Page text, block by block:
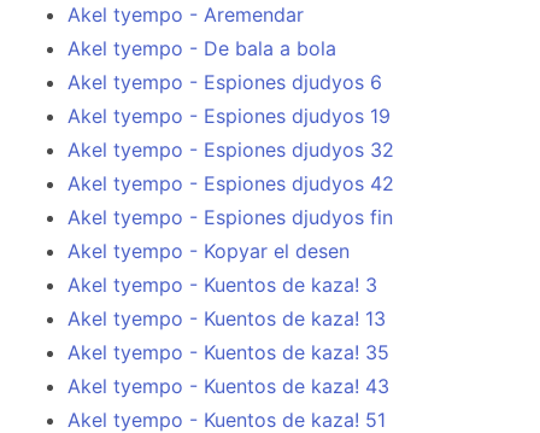
Akel tyempo - Aremendar
Akel tyempo - De bala a bola
Akel tyempo - Espiones djudyos 6
Akel tyempo - Espiones djudyos 19
Akel tyempo - Espiones djudyos 32
Akel tyempo - Espiones djudyos 42
Akel tyempo - Espiones djudyos fin
Akel tyempo - Kopyar el desen
Akel tyempo - Kuentos de kaza! 3
Akel tyempo - Kuentos de kaza! 13
Akel tyempo - Kuentos de kaza! 35
Akel tyempo - Kuentos de kaza! 43
Akel tyempo - Kuentos de kaza! 51